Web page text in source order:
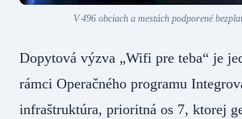
V 496 obciach a mestách podporené
Dopytová výzva „Wifi pre teba“ je
rámci Operačného programu
infraštruktúra, prioritná os 7, ktorej